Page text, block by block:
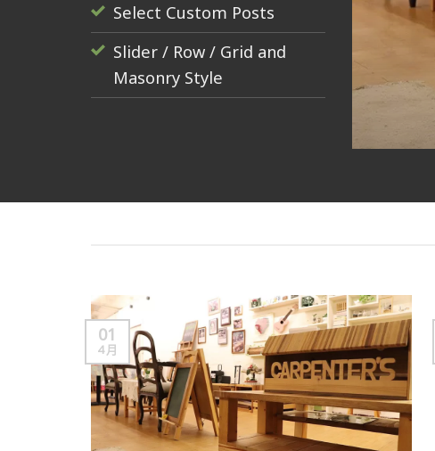
Select Custom Posts
Slider / Row / Grid and
Masonry Style
01
4 月